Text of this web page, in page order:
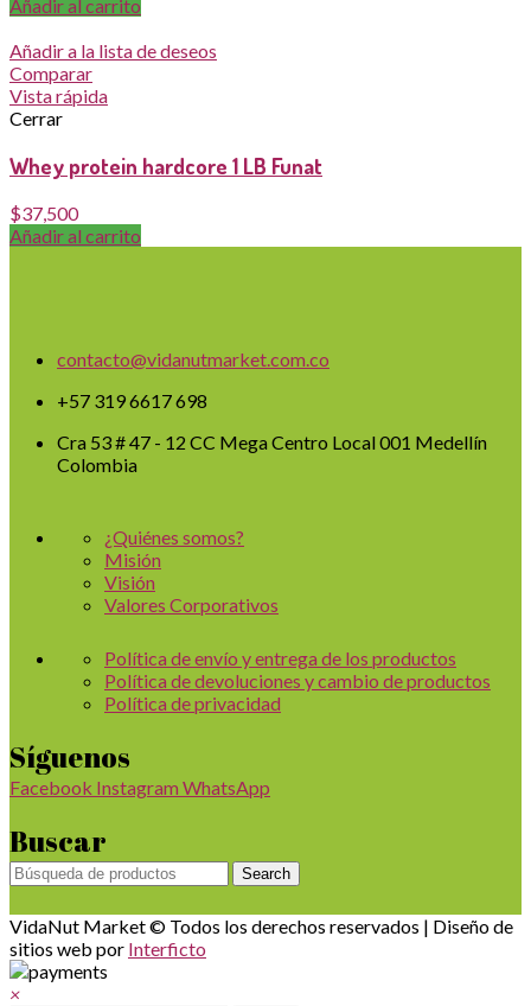
Añadir al carrito
Añadir a la lista de deseos
Comparar
Vista rápida
Cerrar
Whey protein hardcore 1 LB Funat
$37,500
Añadir al carrito
contacto@vidanutmarket.com.co
+57 319 6617 698
Cra 53 # 47 - 12 CC Mega Centro Local 001 Medellín
Colombia
¿Quiénes somos?
Misión
Visión
Valores Corporativos
Política de envío y entrega de los productos
Política de devoluciones y cambio de productos
Política de privacidad
Síguenos
Facebook Instagram WhatsApp
Buscar
Search
VidaNut Market © Todos los derechos reservados | Diseño de
sitios web por Interficto
×